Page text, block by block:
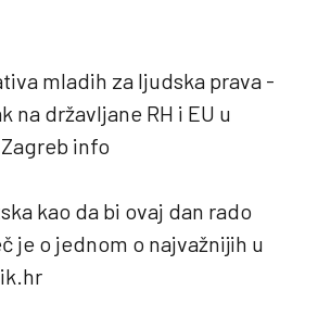
mladih za ljudska prava -
na državljane RH i EU u
info
kao da bi ovaj dan rado
je o jednom o najvažnijih u